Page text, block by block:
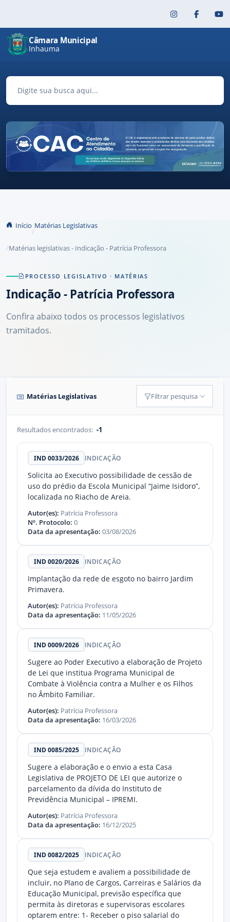
Câmara Municipal
Inhauma
Início Matérias Legislativas
Matérias legislativas - Indicação - Patrícia Professora
PROCESSO LEGISLATIVO · MATÉRIAS
Indicação- Patrícia Professora
Confira abaixo todos os processos legislativos
tramitados.
Matérias Legislativas Filtrar pesquisa
Resultados encontrados: -1
IND 0033/2026 INDICAÇÃO
Solicita ao Executivo possibilidade de cessão de
uso do prédio da Escola Municipal “Jaime Isidoro”,
localizada no Riacho de Areia.
Autor(es): Patrícia Professora
Nº. Protocolo: 0
Data da apresentação: 03/08/2026
IND 0020/2026 INDICAÇÃO
Implantação da rede de esgoto no bairro Jardim
Primavera.
Autor(es): Patrícia Professora
Data da apresentação: 11/05/2026
IND 0009/2026 INDICAÇÃO
Sugere ao Poder Executivo a elaboração de Projeto
de Lei que institua Programa Municipal de
Combate à Violência contra a Mulher e os Filhos
no Âmbito Familiar.
Autor(es): Patrícia Professora
Data da apresentação: 16/03/2026
IND 0085/2025 INDICAÇÃO
Sugere a elaboração e o envio a esta Casa
Legislativa de PROJETO DE LEI que autorize o
parcelamento da dívida do Instituto de
Previdência Municipal – IPREMI.
Autor(es): Patrícia Professora
Data da apresentação: 16/12/2025
IND 0082/2025 INDICAÇÃO
Que seja estudem e avaliem a possibilidade de
incluir, no Plano de Cargos, Carreiras e Salários da
Educação Municipal, previsão específica que
permita às diretoras e supervisoras escolares
optarem entre: 1- Receber o piso salarial do